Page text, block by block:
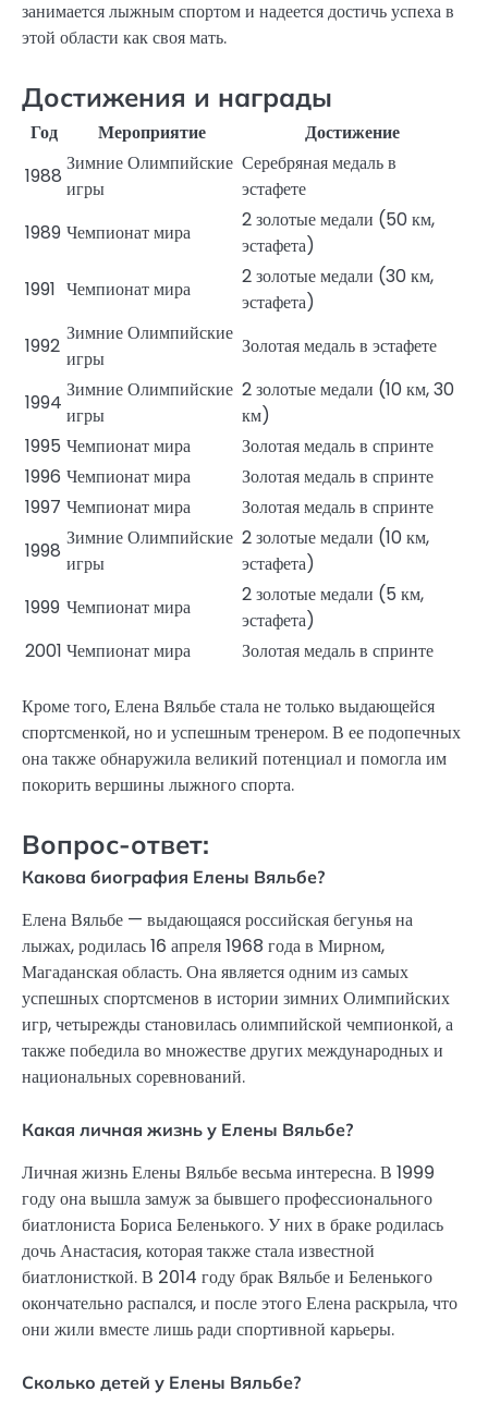
занимается лыжным спортом и надеется достичь успеха в
этой области как своя мать.
Достижения и награды
Год Мероприятие
Достижение
1988
Зимние Олимпийские
игры
Серебряная медаль в
эстафете
1989 Чемпионат мира
2 золотые медали (50 км,
эстафета)
1991 Чемпионат мира
2 золотые медали (30 км,
эстафета)
1992
Зимние Олимпийские
игры
Золотая медаль в эстафете
1994
Зимние Олимпийские
игры
2 золотые медали (10 км, 30
км)
1995 Чемпионат мира
Золотая медаль в спринте
1996 Чемпионат мира
Золотая медаль в спринте
1997 Чемпионат мира
Золотая медаль в спринте
1998
Зимние Олимпийские
игры
2 золотые медали (10 км,
эстафета)
1999 Чемпионат мира
2 золотые медали (5 км,
эстафета)
2001 Чемпионат мира Золотая медаль в спринте
Кроме того, Елена Вяльбе стала не только выдающейся
спортсменкой, но и успешным тренером. В ее подопечных
она также обнаружила великий потенциал и помогла им
покорить вершины лыжного спорта.
Вопрос-ответ:
Какова биография Елены Вяльбе?
Елена Вяльбе — выдающаяся российская бегунья на
лыжах, родилась 16 апреля 1968 года в Мирном,
Магаданская область. Она является одним из самых
успешных спортсменов в истории зимних Олимпийских
игр, четырежды становилась олимпийской чемпионкой, а
также победила во множестве других международных и
национальных соревнований.
Какая личная жизнь у Елены Вяльбе?
Личная жизнь Елены Вяльбе весьма интересна. В 1999
году она вышла замуж за бывшего профессионального
биатлониста Бориса Беленького. У них в браке родилась
дочь Анастасия, которая также стала известной
биатлонисткой. В 2014 году брак Вяльбе и Беленького
окончательно распался, и после этого Елена раскрыла, что
они жили вместе лишь ради спортивной карьеры.
Сколько детей у Елены Вяльбе?